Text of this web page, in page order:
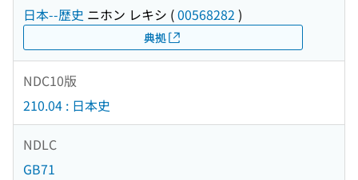
日本--歴史 ニホン レキシ (00568282 )
典拠
NDC10版
210.04 : 日本史
NDLC
GB71